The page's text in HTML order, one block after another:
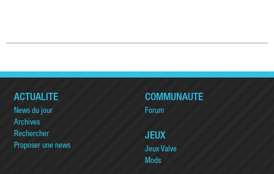
ACTUALITÉ
News du jour
Archives
Rechercher
Proposer une news
COMMUNAUTÉ
Forum
JEUX
Jeux Valve
Mods